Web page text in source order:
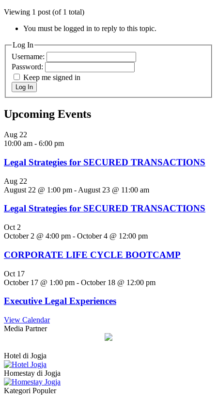
Viewing 1 post (of 1 total)
You must be logged in to reply to this topic.
Log In
Username:
Password:
Keep me signed in
Log In
Upcoming Events
Aug 22
10:00 am - 6:00 pm
Legal Strategies for SECURED TRANSACTIONS
Aug 22
August 22 @ 1:00 pm - August 23 @ 11:00 am
Legal Strategies for SECURED TRANSACTIONS
Oct 2
October 2 @ 4:00 pm - October 4 @ 12:00 pm
CORPORATE LIFE CYCLE BOOTCAMP
Oct 17
October 17 @ 1:00 pm - October 18 @ 12:00 pm
Executive Legal Experiences
View Calendar
Media Partner
Hotel di Jogja
Homestay di Jogja
Kategori Populer